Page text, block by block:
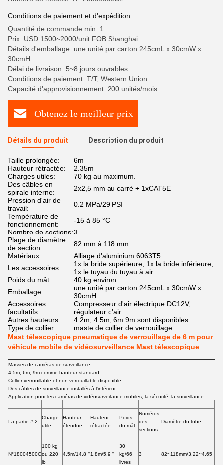
Conditions de paiement et d'expédition
Quantité de commande min: 1
Prix: USD 1500~2000/unit FOB Shanghai
Détails d'emballage: une unité par carton 245cmL x 30cmW x
30cmH
Délai de livraison: 5~8 jours ouvrables
Conditions de paiement: T/T, Western Union
Capacité d'approvisionnement: 200 unités/mois
Obtenez le meilleur prix
Détails du produit Description du produit
Taille prolongée:
6m
Hauteur rétractée:
2.35m
Charges utiles:
70 kg au maximum.
Des câbles en
spirale interne:
2x2,5 mm au carré + 1xCAT5E
Pression d'air de
travail:
0.2 MPa/29 PSI
Température de
fonctionnement:
-15 à 85 °C
Nombre de sections:3
Plage de diamètre
de section:
82 mm à 118 mm
Matériaux:
Alliage d'aluminium 6063T5
Les accessoires:
1x la bride supérieure, 1x la bride inférieure,
1x le tuyau du tuyau à air
Poids du mât:
40 kg environ.
Emballage:
une unité par carton 245cmL x 30cmW x
30cmH
Accessoires
facultatifs:
Compresseur d'air électrique DC12V,
régulateur d'air
Autres hauteurs:
4.2m, 4.5m, 6m 9m sont disponibles
Type de collier:
maste de collier de verrouillage
Mast télescopique pneumatique de verrouillage de 6 m pour
véhicule mobile de vidéosurveillance Mast télescopique
Masses de caméras de surveillance
4.5m, 6m, 9m comme hauteur standard
Collier verrouillable et non verrouillable disponible
Des câbles de surveillance installés à l'intérieur
Application pour les caméras de vidéosurveillance mobiles, la sécurité, la surveillance
La partie # 2
Charge
utile
Hauteur
étendue
Hauteur
rétractée
Poids
du mât
Numéros
des
sections
Diamètre du tube
N°18004500C
100 kg
ou 220
lb
4.5m/14.8 ′′1.8m/5.9 ′′
30
kg/66
livres
3 82~118mm/3,22~4,65
Ne